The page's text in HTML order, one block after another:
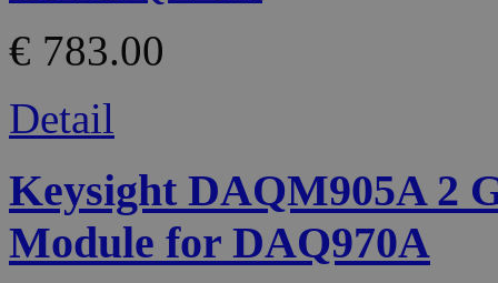
€ 783.00
Detail
Keysight DAQM905A 2
Module for DAQ970A